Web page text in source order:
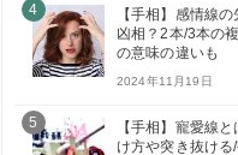
4
【手相】感情線
凶相？2本/3本の
の意味の違いも
2024年11月19日
5
【手相】寵愛線
け方や突き抜け